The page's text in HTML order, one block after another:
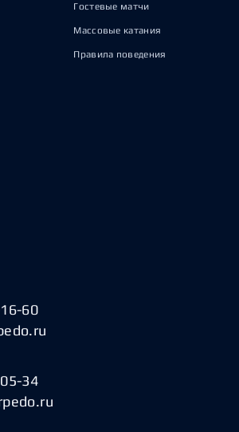
Гостевые матчи
Массовые катания
Правила поведения
60
34